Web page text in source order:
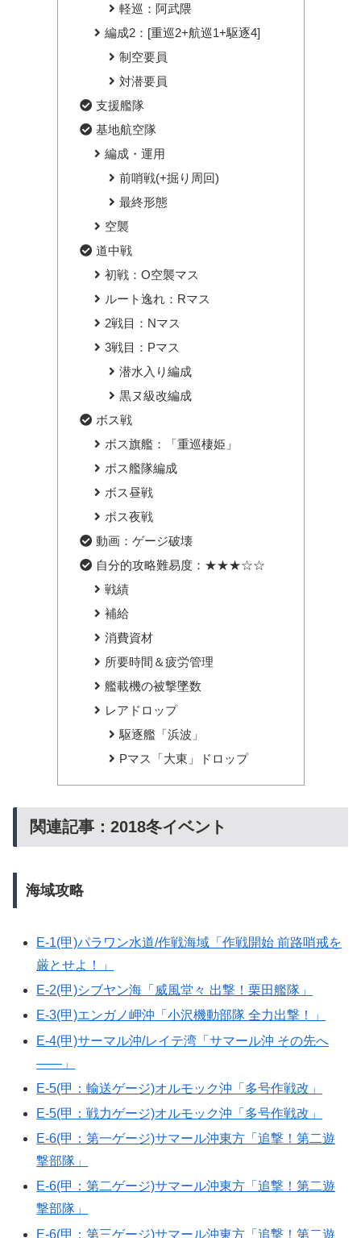
軽巡：阿武隈
編成2：[重巡2+航巡1+駆逐4]
制空要員
対潜要員
支援艦隊
基地航空隊
編成・運用
前哨戦(+掘り周回)
最終形態
空襲
道中戦
初戦：O空襲マス
ルート逸れ：Rマス
2戦目：Nマス
3戦目：Pマス
潜水入り編成
黒ヌ級改編成
ボス戦
ボス旗艦：「重巡棲姫」
ボス艦隊編成
ボス昼戦
ボス夜戦
動画：ゲージ破壊
自分的攻略難易度：★★★☆☆
戦績
補給
消費資材
所要時間＆疲労管理
艦載機の被撃墜数
レアドロップ
駆逐艦「浜波」
Pマス「大東」ドロップ
関連記事：2018冬イベント
海域攻略
E-1(甲)パラワン水道/作戦海域「作戦開始 前路哨戒を
厳とせよ！」
E-2(甲)シブヤン海「威風堂々 出撃！栗田艦隊」
E-3(甲)エンガノ岬沖「小沢機動部隊 全力出撃！」
E-4(甲)サーマル沖/レイテ湾「サマール沖 その先へ
――」
E-5(甲：輸送ゲージ)オルモック沖「多号作戦改」
E-5(甲：戦力ゲージ)オルモック沖「多号作戦改」
E-6(甲：第一ゲージ)サマール沖東方「追撃！第二遊
撃部隊」
E-6(甲：第二ゲージ)サマール沖東方「追撃！第二遊
撃部隊」
E-6(甲：第三ゲージ)サマール沖東方「追撃！第二遊